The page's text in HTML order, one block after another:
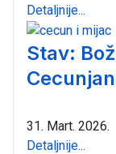
Detaljnije...
Stav:
31. Mart. 2026.
Detaljnije...